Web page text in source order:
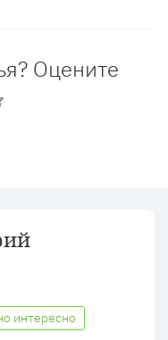
Оцените
интересно